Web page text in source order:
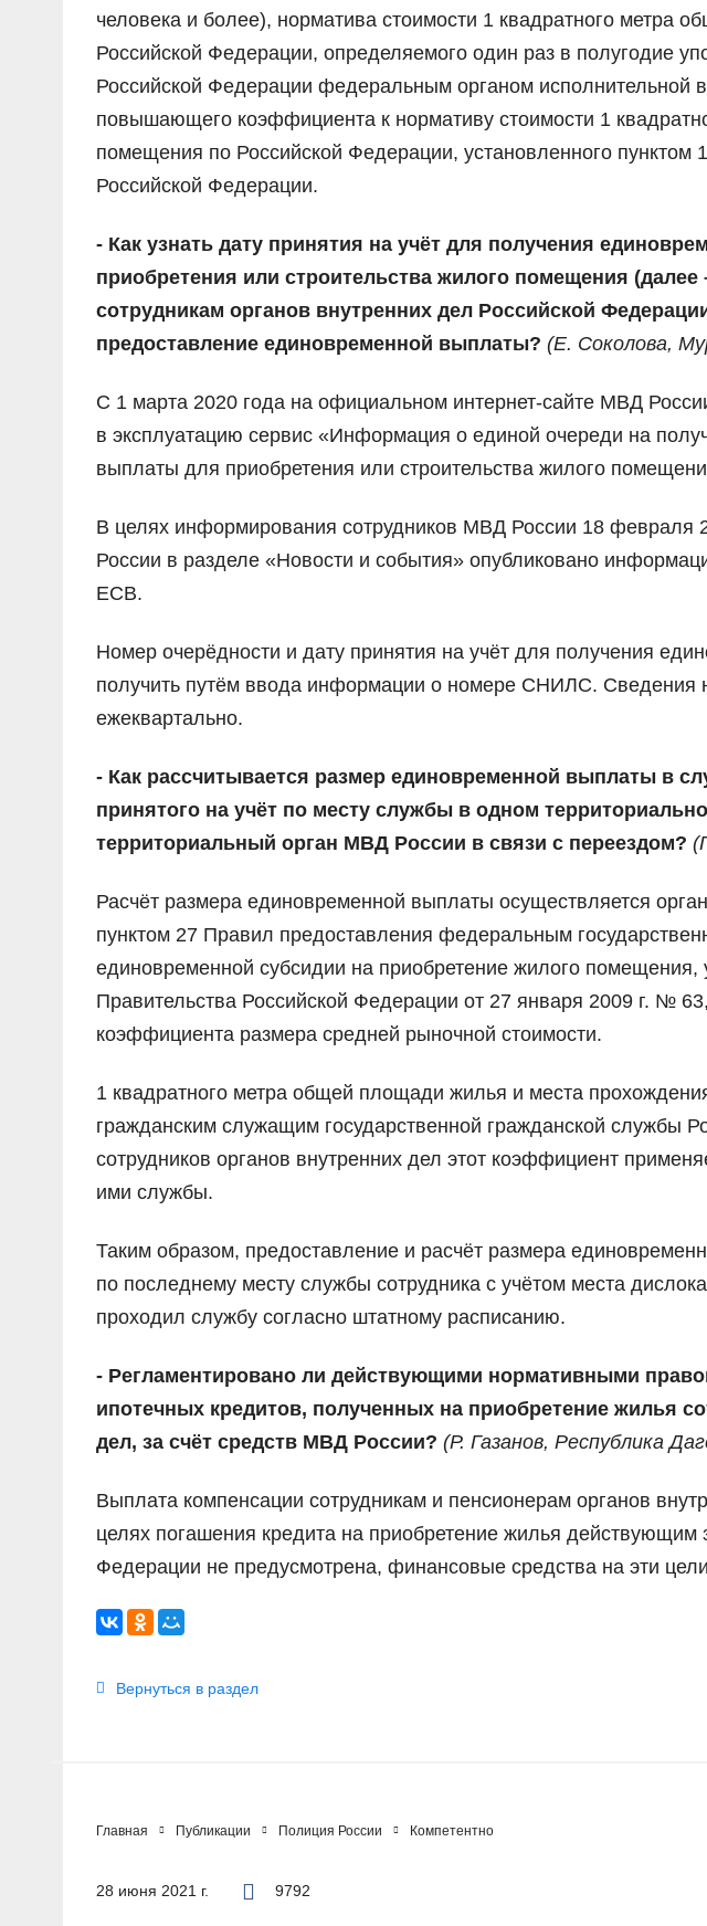
человека и более), норматива стоимости 1 квадратного метра
Российской Федерации, определяемого один раз в полугодие
Российской Федерации федеральным органом исполнительной
повышающего коэффициента к нормативу стоимости 1
помещения по Российской Федерации, установленного пунктом
Российской Федерации.
- Как узнать дату принятия на учёт для получения
приобретения или строительства жилого помещения
сотрудникам органов внутренних дел Российской
предоставление единовременной выплаты? (Е. Соколова,
С 1 марта 2020 года на официальном интернет-сайте МВД
в эксплуатацию сервис «Информация о единой очереди на
выплаты для приобретения или строительства жилого
В целях информирования сотрудников МВД России 18
России в разделе «Новости и события» опубликовано
ЕСВ.
Номер очерёдности и дату принятия на учёт для получения
получить путём ввода информации о номере СНИЛС. Сведения
ежеквартально.
- Как рассчитывается размер едино­­временной выплаты в
принятого на учёт по месту службы в одном
территориальный орган МВД России в связи с переездом? (
Расчёт размера единовременной выплаты осуществляется
пунктом 27 Правил предоставления федеральным
единовременной субсидии на приобретение жилого
Правительства Российской Федерации от 27 января 2009 г. №
коэффициента размера средней рыночной стоимости.
1 квадратного метра общей площади жилья и места
гражданским служащим государственной гражданской службы
сотрудников органов внутренних дел этот коэффициент
ими службы.
Таким образом, предоставление и расчёт размера
по последнему месту службы сотрудника с учётом места
проходил службу согласно штатному расписанию.
- Регламентировано ли действующими нормативными
ипотечных кредитов, полученных на приобретение жилья
дел, за счёт средств МВД России? (Р. Газанов, Республика
Выплата компенсации сотрудникам и пенсионерам органов
целях погашения кредита на приобретение жилья действующим
Федерации не предусмотрена, финансовые средства на эти
Вернуться в раздел
Главная Публикации Полиция России Компетентно
28 июня 2021 г. 9792